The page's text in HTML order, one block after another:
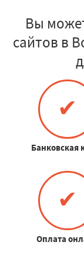
Вы
сайтов в
✔
Банковская
✔
Оплата